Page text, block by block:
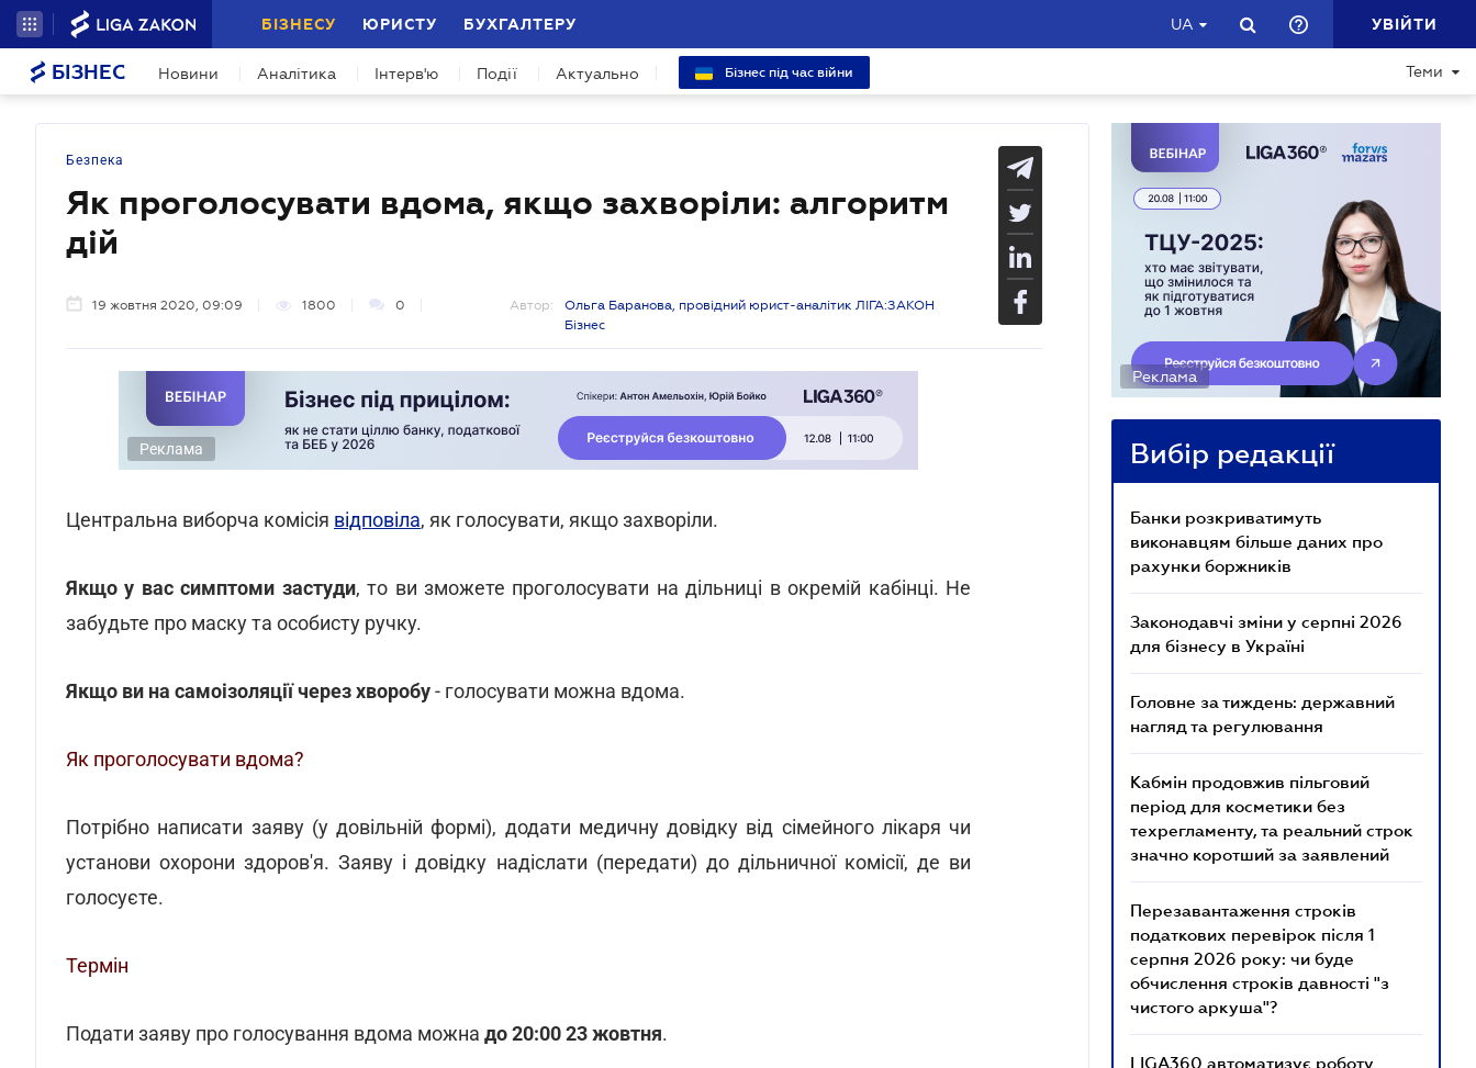
БІЗНЕСУ ЮРИСТУ БУХГАЛТЕРУ UA УВІЙТИ
БІЗНЕС Новини Аналітика Інтерв'ю Події Актуально Бізнес під час війни Теми
Безпека
Як проголосувати вдома, якщо захворіли: алгоритм
дій
19 жовтня 2020, 09:09 1800 0 Автор:
Ольга Баранова, провідний юрист-аналітик ЛІГА:ЗАКОН
Бізнес
Реклама
Центральна виборча комісія відповіла, як голосувати, якщо захворіли.
Якщо у вас симптоми застуди, то ви зможете проголосувати на дільниці в окремій кабінці. Не
забудьте про маску та особисту ручку.
Якщо ви на самоізоляції через хворобу- голосувати можна вдома.
Як проголосувати вдома?
Потрібно написати заяву (у довільній формі), додати медичну довідку від сімейного лікаря чи
установи охорони здоров'я. Заяву і довідку надіслати (передати) до дільничної комісії, де ви
голосуєте.
Термін
Подати заяву про голосування вдома можна до 20:00 23 жовтня.
Реклама
Вибір редакції
Банки розкриватимуть
виконавцям більше даних про
рахунки боржників
Законодавчі зміни у серпні 2026
для бізнесу в Україні
Головне за тиждень: державний
нагляд та регулювання
Кабмін продовжив пільговий
період для косметики без
техрегламенту, та реальний строк
значно коротший за заявлений
Перезавантаження строків
податкових перевірок після 1
серпня 2026 року: чи буде
обчислення строків давності "з
чистого аркуша"?
LIGA360 автоматизує роботу